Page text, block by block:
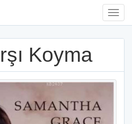
Koyma